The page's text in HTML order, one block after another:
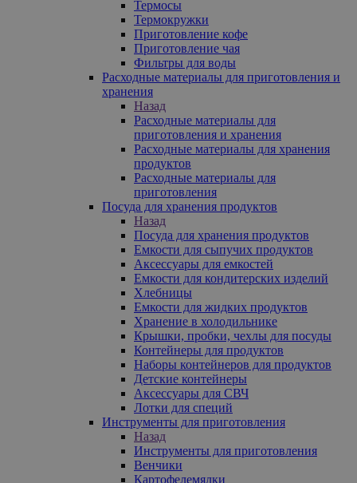
Термосы
Термокружки
Приготовление кофе
Приготовление чая
Фильтры для воды
Расходные материалы для приготовления и
хранения
Назад
Расходные материалы для
приготовления и хранения
Расходные материалы для хранения
продуктов
Расходные материалы для
приготовления
Посуда для хранения продуктов
Назад
Посуда для хранения продуктов
Емкости для сыпучих продуктов
Аксессуары для емкостей
Емкости для кондитерских изделий
Хлебницы
Емкости для жидких продуктов
Хранение в холодильнике
Крышки, пробки, чехлы для посуды
Контейнеры для продуктов
Наборы контейнеров для продуктов
Детские контейнеры
Аксессуары для СВЧ
Лотки для специй
Инструменты для приготовления
Назад
Инструменты для приготовления
Венчики
Картофелемялки